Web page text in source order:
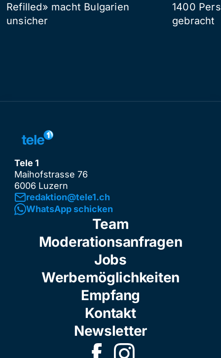
Refilled» macht Bulgarien
unsicher
1400
gebracht
Tele 1
Maihofstrasse 76
6006 Luzern
redaktion@tele1.ch
WhatsApp schicken
Team
Moderationsanfragen
Jobs
Werbemöglichkeiten
Empfang
Kontakt
Newsletter